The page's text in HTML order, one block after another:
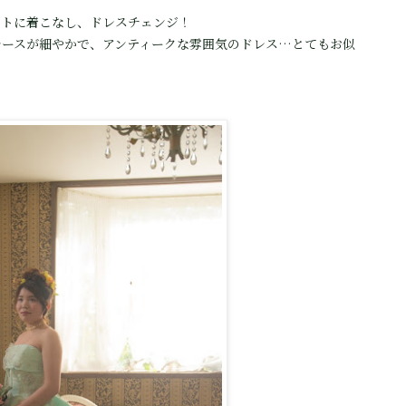
に着こなし、ドレスチェンジ！
スが細やかで、アンティークな雰囲気のドレス…とてもお似